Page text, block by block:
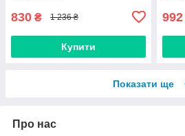
830 ₴ 1 236 ₴
Купити
992
Показати ще
Про нас